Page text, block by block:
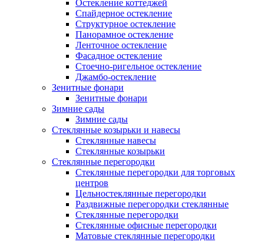
Остекление коттеджей
Спайдерное остекление
Структурное остекление
Панорамное остекление
Ленточное остекление
Фасадное остекление
Стоечно-ригельное остекление
Джамбо-остекление
Зенитные фонари
Зенитные фонари
Зимние сады
Зимние сады
Стеклянные козырьки и навесы
Стеклянные навесы
Стеклянные козырьки
Стеклянные перегородки
Стеклянные перегородки для торговых
центров
Цельностеклянные перегородки
Раздвижные перегородки стеклянные
Стеклянные перегородки
Стеклянные офисные перегородки
Матовые стеклянные перегородки